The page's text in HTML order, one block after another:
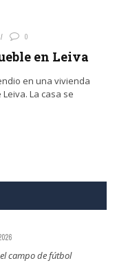
0
en Leiva
en una vivienda
La casa se
campo de fútbol